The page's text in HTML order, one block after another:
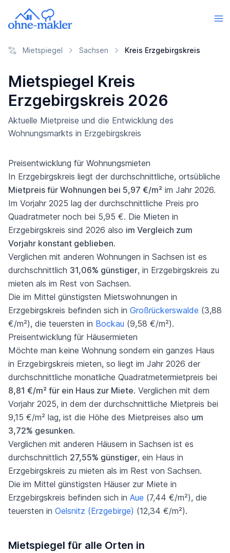
Mietspiegel Sachsen Kreis Erzgebirgskreis
Mietspiegel Kreis
Erzgebirgskreis 2026
Aktuelle Mietpreise und die Entwicklung des
Wohnungsmarkts in Erzgebirgskreis
Preisentwicklung für Wohnungsmieten
In Erzgebirgskreis liegt der durchschnittliche, ortsübliche
Mietpreis für Wohnungen bei 5,97 €/m² im Jahr 2026.
Im Vorjahr 2025 lag der durchschnittliche Preis pro
Quadratmeter noch bei 5,95 €. Die Mieten in
Erzgebirgskreis sind 2026 also im Vergleich zum
Vorjahr konstant geblieben.
Verglichen mit anderen Wohnungen in Sachsen ist es
durchschnittlich 31,06% günstiger, in Erzgebirgskreis zu
mieten als im Rest von Sachsen.
Die im Mittel günstigsten Mietswohnungen in
Erzgebirgskreis befinden sich in Großrückerswalde (3,88
€/m²), die teuersten in Bockau (9,58 €/m²).
Preisentwicklung für Häusermieten
Möchte man keine Wohnung sondern ein ganzes Haus
in Erzgebirgskreis mieten, so liegt im Jahr 2026 der
durchschnittliche monatliche Quadratmetermietpreis bei
8,81 €/m² für ein Haus zur Miete. Verglichen mit dem
Vorjahr 2025, in dem der durchschnittliche Mietpreis bei
9,15 €/m² lag, ist die Höhe des Mietpreises also um
3,72% gesunken.
Verglichen mit anderen Häusern in Sachsen ist es
durchschnittlich 27,55% günstiger, ein Haus in
Erzgebirgskreis zu mieten als im Rest von Sachsen.
Die im Mittel günstigsten Häuser zur Miete in
Erzgebirgskreis befinden sich in Aue (7,44 €/m²), die
teuersten in Oelsnitz (Erzgebirge) (12,34 €/m²).
Mietspiegel für alle Orten in